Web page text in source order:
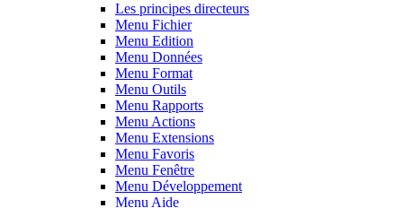
Les principes directeurs
Menu Fichier
Menu Edition
Menu Données
Menu Format
Menu Outils
Menu Rapports
Menu Actions
Menu Extensions
Menu Favoris
Menu Fenêtre
Menu Développement
Menu Aide